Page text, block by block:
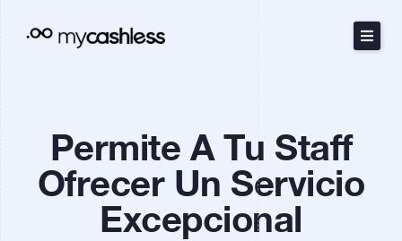
Productos
Recursos
Permite A Tu Staff
Ofrecer Un Servicio
Excepcional